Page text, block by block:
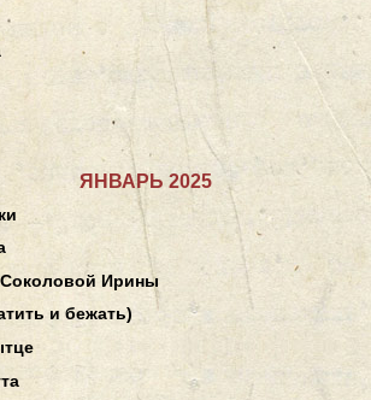
ЯНВАРЬ 2025
Ирины
и бежать)